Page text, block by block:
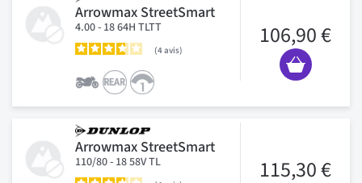
Arrowmax StreetSmart
4.00 - 18 64H TLTT
4avis
106,90 €
Arrowmax StreetSmart
110/80 - 18 58V TL 115,30 €